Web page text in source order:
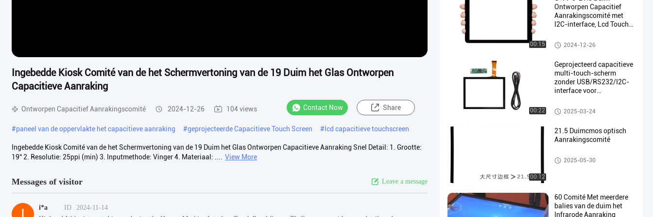
Ingebedde Kiosk Comité van de het Schermvertoning van de 19 Duim het Glas Ontworpen
Capacitieve Aanraking
Ontworpen Capacitief Aanrakingscomité 2024-12-26 104 views Contact Now Share
#paneel van de oppervlakte het capacitieve aanraking #geprojecteerde Capacitieve Touch Screen #lcd capacitieve touchscreen
Ingebedde Kiosk Comité van de het Schermvertoning van de 19 Duim het Glas Ontworpen Capacitieve Aanraking Snel Detail: 1. Grootte:
19“ 2. Resolutie: 25ppi (min) 3. Inputmethode: Vinger 4. Materiaal: .... View More
Messages of visitor Leave a message
i*a ID
2024-11-14
00:15
Ontworpen Capacitief
Aanrakingscomité met
I2C-interface, Lcd Touch
Ontworpen Capacitief Aanraki
ngscomité
2024-12-26
00:22
Geprojecteerd capacitieve
multi-touch-scherm
zonder USB/RS232/I2C-
interface voor
Ontworpen Capacitief Aanraki
ngscomité
2025-03-24
00:12
21.5 Duimcmos optisch
Aanrakingscomité
Weerstand biedend Aanraking
scomité
2025-05-30
60 Comité Met meerdere
balies van de duim het
Infrarode Aanraking